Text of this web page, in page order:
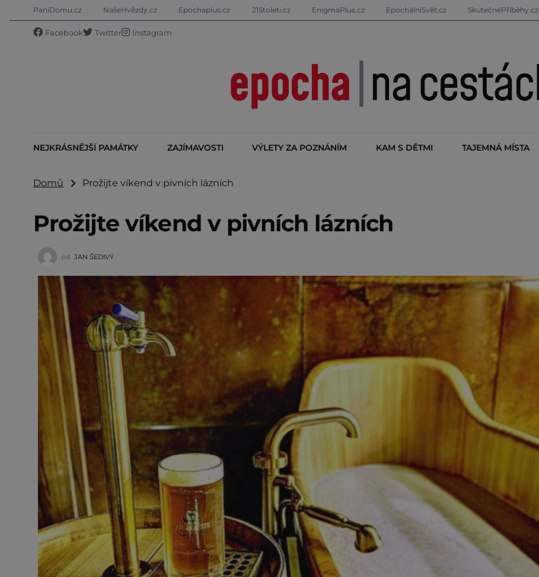
PaníDomu.cz NašeHvězdy.cz Epochaplus.cz 21Stoleti.cz EnigmaPlus.cz EpochálníSvět.cz SkutečnéPříběhy.cz
Facebook Twitter Instagram
NEJKRÁSNĚJŠÍ PAMÁTKY ZAJÍMAVOSTI VÝLETY ZA POZNÁNÍM KAM S DĚTMI TAJEMNÁ MÍSTA
Domů Prožijte víkend v pivních lázních
Prožijte víkend v pivních lázních
od JAN ŠEDIVÝ